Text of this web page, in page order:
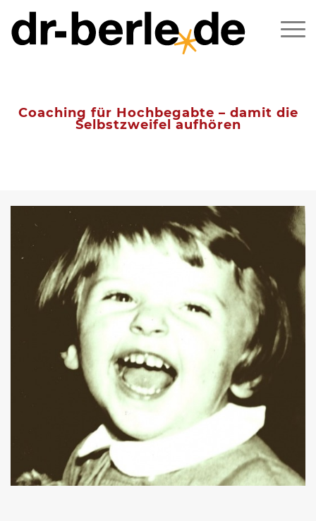
Coaching für Hochbegabte – damit die
Selbstzweifel aufhören